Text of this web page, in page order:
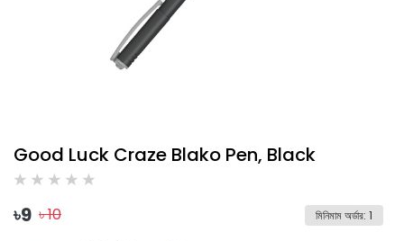
Good Luck Craze Blako Pen, Black
৳9 ৳10 মিনিমাম অর্ডার: 1